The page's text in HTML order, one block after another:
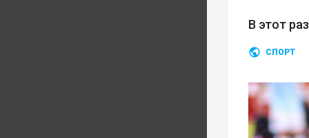
В этот
СПОРТ